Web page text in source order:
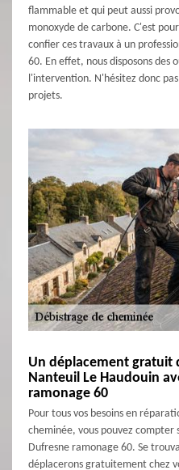
flammable et qui peut aussi
monoxyde de carbone. C'est
confier ces travaux à un
60. En effet, nous disposons des
l'intervention. N'hésitez donc
projets.
Un déplacement gratuit
Nanteuil Le Haudouin
ramonage 60
Pour tous vos besoins en
cheminée, vous pouvez compter
Dufresne ramonage 60. Se
déplacerons gratuitement chez